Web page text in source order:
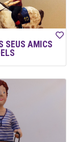
SEUS AMICS